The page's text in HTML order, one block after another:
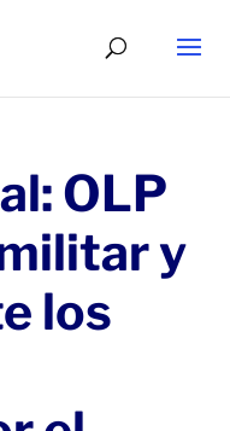
OLP
y
los